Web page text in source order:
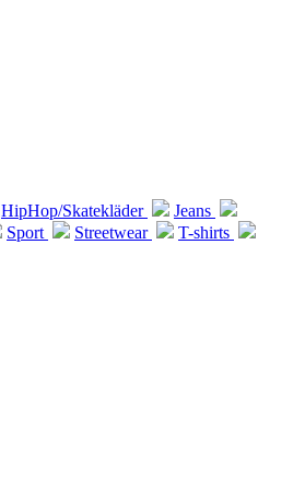
HipHop/Skatekläder
Jeans
Sport Streetwear
T-shirts